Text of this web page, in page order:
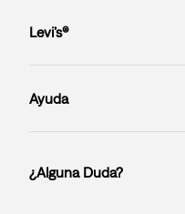
Levi’s®
Ayuda
¿Alguna Duda?